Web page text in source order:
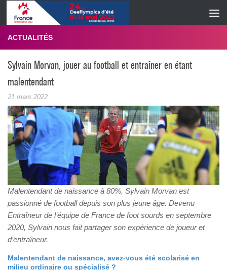
Skip to content
ACTUALITÉS
Sylvain Morvan, jouer au football et entraîner en étant
malentendant
21 mars 2022
Malentendant de naissance à 80%, Sylvain Morvan est
passionné de football depuis son plus jeune âge. Devenu
Entraîneur de l’équipe de France de foot sourds en septembre
2020, Sylvain nous fait partager son expérience de joueur et
d’entraîneur.
Malentendant de naissance, avez-vous été scolarisé en
milieu ordinaire ou spécialisé ?